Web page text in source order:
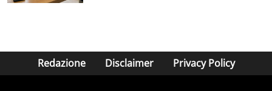
Redazione Disclaimer Privacy Policy